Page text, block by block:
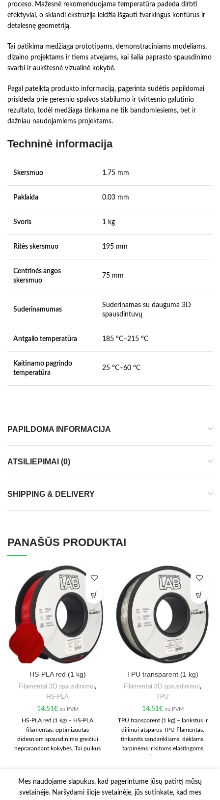
proceso. Mažesnė rekomenduojama temperatūra padeda dirbti
efektyviai, o sklandi ekstruzija leidžia išgauti tvarkingus kontūrus ir
detalesnę geometriją.
Tai patikima medžiaga prototipams, demonstraciniams modeliams,
dizaino projektams ir tiems atvejams, kai šalia paprasto spausdinimo
svarbi ir aukštesnė vizualinė kokybė.
Pagal pateiktą produkto informaciją, pagerinta sudėtis papildomai
prisideda prie geresnio spalvos stabilumo ir tvirtesnio galutinio
rezultato, todėl medžiaga tinkama ne tik bandomiesiems, bet ir
dažniau naudojamiems projektams.
Techninė informacija
Skersmuo 1.75 mm
Paklaida 0.03 mm
Svoris 1 kg
Ritės skersmuo 195 mm
Centrinės angos
skersmuo
75 mm
Suderinamumas
Suderinamas su dauguma 3D
spausdintuvų
Antgalio temperatūra 185 °C–215 °C
Kaitinamo pagrindo
temperatūra
25 °C–60 °C
PAPILDOMA INFORMACIJA
ATSILIEPIMAI (0)
SHIPPING & DELIVERY
PANAŠŪS PRODUKTAI
HS-PLA red (1 kg)
Filamentai 3D spausdinimui,
HS-PLA
14.51€ su PVM
HS-PLA red (1 kg) – HS-PLA
filamentas, optimizuotas
didesniam spausdinimo greičiui
neprarandant kokybės. Tai puikus
kasdieniam darbui. Medžiaga
lengvai valdoma ir tinka daugeliui
TPU transparent (1 kg)
Filamentai 3D spausdinimui,
TPU
14.51€ su PVM
TPU transparent (1 kg) – lankstus ir
dilimui atsparus TPU filamentas,
tinkantis sandarikliams, dėklams,
tarpinėms ir kitoms elastingoms
Rekomenduojamas lėtesnis
spausdinimas ir stabilus gijos
Mes naudojame slapukus, kad pagerintume jūsų patirtį mūsų
svetainėje. Naršydami šioje svetainėje, jūs sutinkate, kad mes